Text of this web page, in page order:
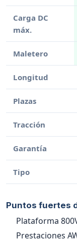
Carga DC
máx.
Maletero
Longitud
Plazas
Tracción
Garantía
Tipo
Puntos fuertes
Plataforma
Prestaciones